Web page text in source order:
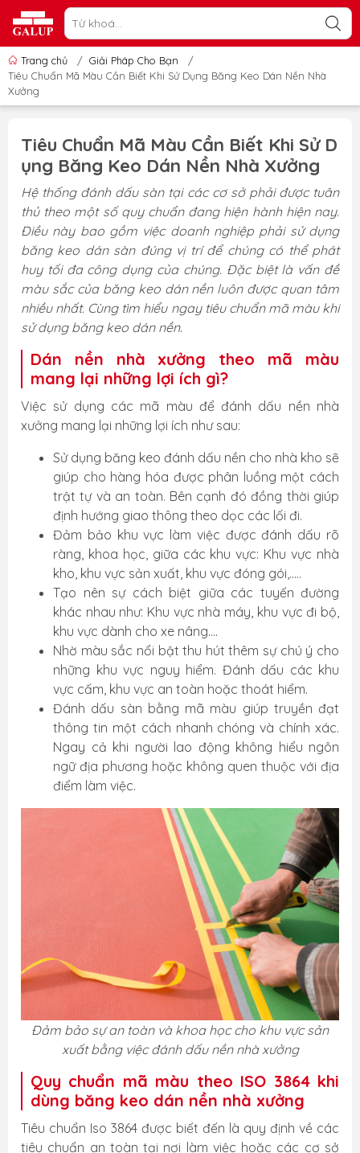
Trang chủ / Giải Pháp Cho Bạn
/
Tiêu Chuẩn Mã Màu Cần Biết Khi Sử Dụng Băng Keo Dán Nền Nhà
Xưởng
Tiêu Chuẩn Mã Màu Cần Biết Khi Sử D
ụng Băng Keo Dán Nền Nhà Xưởng
Hệ thống đánh dấu sàn tại các cơ sở phải được tuân
thủ theo một số quy chuẩn đang hiện hành hiện nay.
Điều này bao gồm việc doanh nghiệp phải sử dụng
băng keo dán sàn đúng vị trí để chúng có thể phát
huy tối đa công dụng của chúng. Đặc biệt là vấn đề
màu sắc của băng keo dán nền luôn được quan tâm
nhiều nhất. Cùng tìm hiểu ngay tiêu chuẩn mã màu khi
sử dụng băng keo dán nền.
Dán nền nhà xưởng theo mã màu
mang lại những lợi ích gì?
Việc sử dụng các mã màu để đánh dấu nền nhà
xưởng mang lại những lợi ích như sau:
Sử dụng băng keo đánh dấu nền cho nhà kho sẽ
giúp cho hàng hóa được phân luồng một cách
trật tự và an toàn. Bên cạnh đó đồng thời giúp
định hướng giao thông theo dọc các lối đi.
Đảm bảo khu vực làm việc được đánh dấu rõ
ràng, khoa học, giữa các khu vực: Khu vực nhà
kho, khu vực sản xuất, khu vực đóng gói,.....
Tạo nên sự cách biệt giữa các tuyến đường
khác nhau như: Khu vực nhà máy, khu vực đi bộ,
khu vực dành cho xe nâng….
Nhờ màu sắc nổi bật thu hút thêm sự chú ý cho
những khu vực nguy hiểm. Đánh dấu các khu
vực cấm, khu vực an toàn hoặc thoát hiểm.
Đánh dấu sàn bằng mã màu giúp truyền đạt
thông tin một cách nhanh chóng và chính xác.
Ngay cả khi người lao động không hiểu ngôn
ngữ địa phương hoặc không quen thuộc với địa
điểm làm việc.
Đảm bảo sự an toàn và khoa học cho khu vực sản
xuất bằng việc đánh dấu nền nhà xưởng
Quy chuẩn mã màu theo ISO 3864 khi
dùng băng keo dán nền nhà xưởng
Tiêu chuẩn Iso 3864 được biết đến là quy định về các
tiêu chuẩn an toàn tại nơi làm việc hoặc các cơ sở